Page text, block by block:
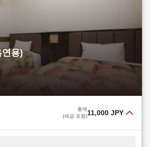
기
12,800 JPY 선택하다
(체크아웃은 오후 12시까지)
포함)입니다! 비즈니스 여행객에게 안성맞
14,600 JPY
및 두 끼 식사 (저녁 식사는 사시미와 덴푸
19,900 JPY
용)
총액
(세금 포함)11,000 JPY